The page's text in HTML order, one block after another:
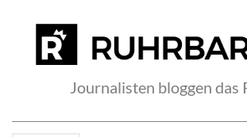
Journalisten bloggen das